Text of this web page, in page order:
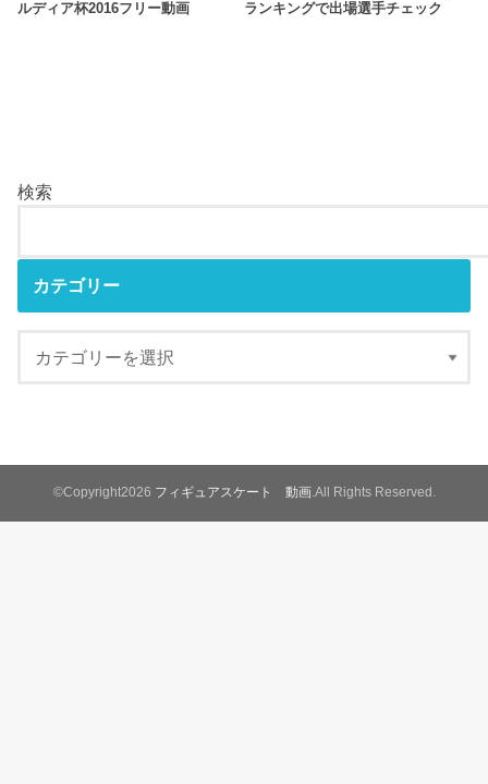
ルディア杯2016フリー動画
ランキングで出場選手チェック
検索
カテゴリー
©Copyright2026 フィギュアスケート 動画 .All Rights Reserved.